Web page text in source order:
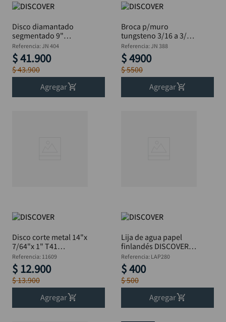
Disco diamantado
segmentado 9"
DISCOVER 2.4x7x22
Referencia: JN 404
$41.900
$43.900
Agregar
Broca p/muro
tungsteno 3/16 a 3/8"
Jg 4 Pz
Referencia: JN 388
$4900
$5500
Agregar
Disco corte metal 14"x
7/64"x 1" T41
DISCOVER
Referencia: 11609
$ 12.900
$13.900
Agregar
Lija de agua papel
finlandés DISCOVER
grano 280
Referencia: LAP280
$400
$500
Agregar